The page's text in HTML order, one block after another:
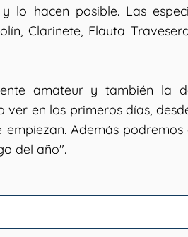
lo hacen posible. Las
Clarinete, Flauta
amateur y también la
en los primeros días,
Además
del año".